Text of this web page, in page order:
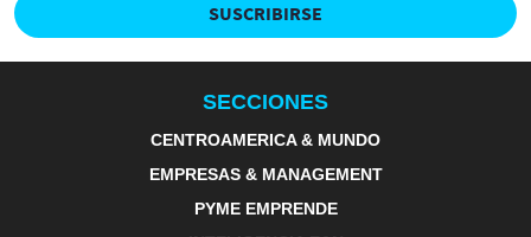
SUSCRIBIRSE
SECCIONES
CENTROAMERICA & MUNDO
EMPRESAS & MANAGEMENT
PYME EMPRENDE